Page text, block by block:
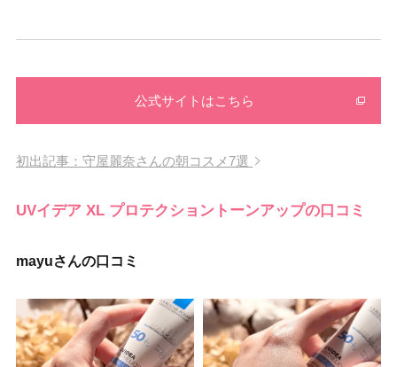
公式サイトはこちら
初出記事：守屋麗奈さんの朝コスメ7選
UVイデア XL プロテクショントーンアップの口コミ
mayuさんの口コミ